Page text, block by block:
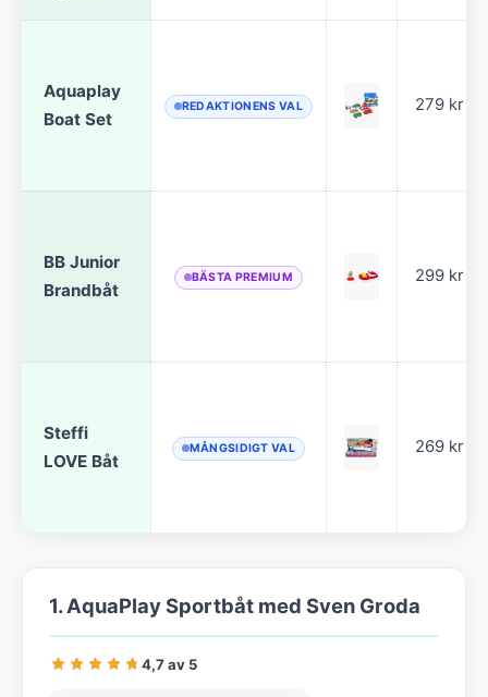
Aquaplay
Boat Set
REDAKTIONENS VAL 279 kr
BB Junior
Brandbåt
BÄSTA PREMIUM 299 kr
Steffi
LOVE Båt
MÅNGSIDIGT VAL 269 kr
1. AquaPlay Sportbåt med Sven Groda
4,7 av 5